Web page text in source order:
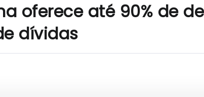
oferece até 90% de
dívidas